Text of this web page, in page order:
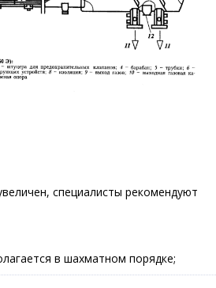
специалисты рекомендуют
в шахматном порядке;